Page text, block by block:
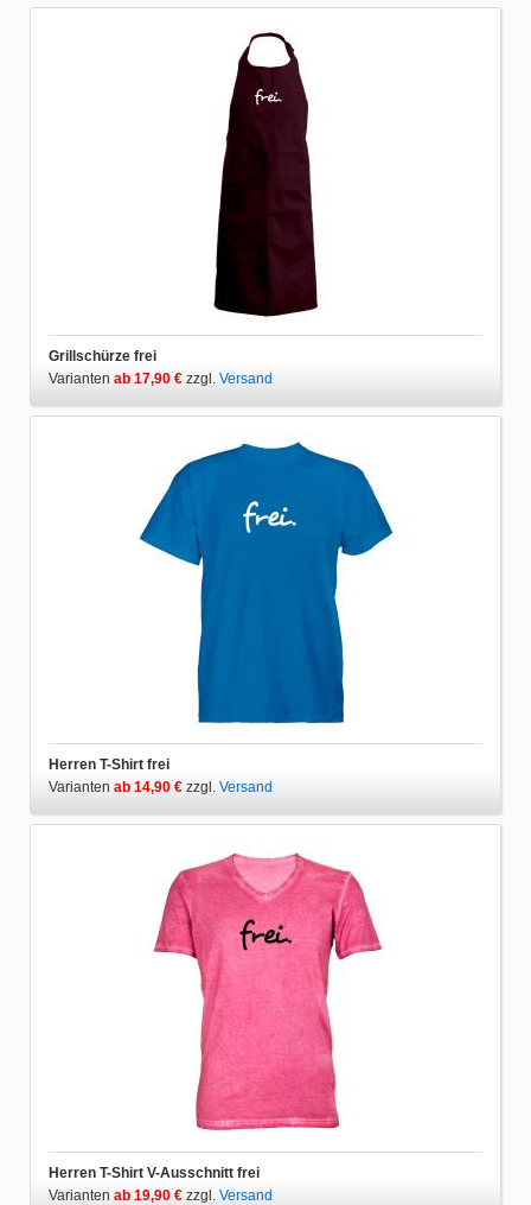
Grillschürze frei
Varianten ab 17,90 € zzgl. Versand
Herren T-Shirt frei
Varianten ab 14,90 € zzgl. Versand
Herren T-Shirt V-Ausschnitt frei
Varianten ab 19,90 € zzgl. Versand